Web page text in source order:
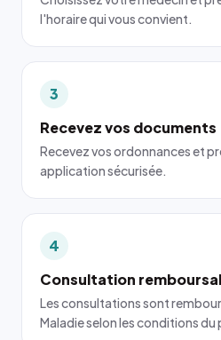
l'horaire qui vous convient.
3
Recevez vos documents
Recevez vos ordonnances et
application sécurisée.
4
Consultation
Les consultations sont
Maladie selon les conditions du